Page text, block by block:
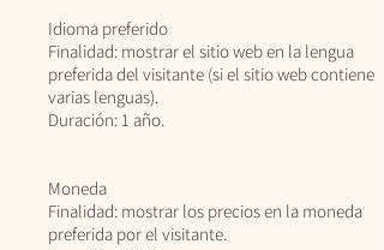
Idioma preferido
Finalidad: mostrar el sitio web en la lengua
preferida del visitante (si el sitio web contiene
varias lenguas).
Duración: 1 año.
Moneda
Finalidad: mostrar los precios en la moneda
preferida por el visitante.